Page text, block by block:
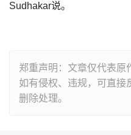
Sudhakar说。
郑重声明：文章仅代表原
如有侵权、违规，可直接
删除处理。